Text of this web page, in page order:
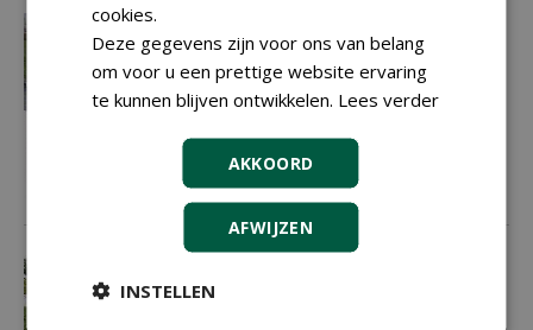
containervelden
Terrazza MC en Beaulieu Technical
Textiles hebben elkaar gevonden als
van gronddoek bij boom- en
plantenkwekers.
19-09-2023
294 sec
ook je beperkingen kent'
cookies.
Deze gegevens zijn voor ons van belang
om voor u een prettige website ervaring
te kunnen blijven ontwikkelen. Lees verder
AKKOORD
AFWIJZEN
INSTELLEN